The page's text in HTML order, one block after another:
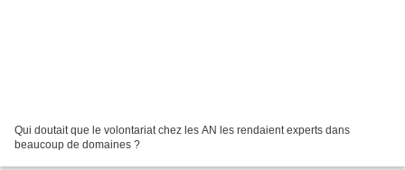
Qui doutait que le volontariat chez les AN les rendaient experts dans
beaucoup de domaines ?